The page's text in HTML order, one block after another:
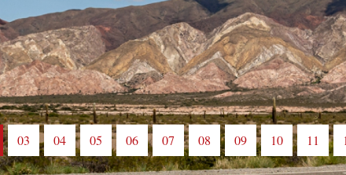
03 04 05 06 07 08 09 10 11